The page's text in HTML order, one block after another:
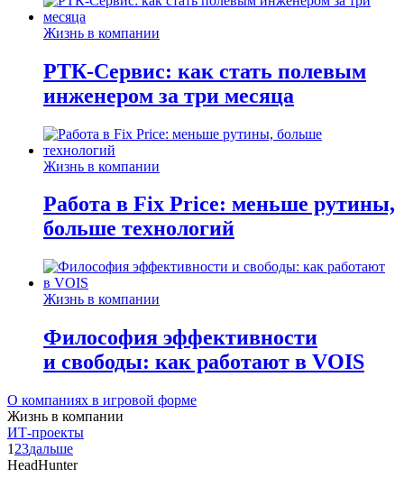
Жизнь в компании
РТК-Сервис: как стать полевым
инженером за три месяца
Жизнь в компании
Работа в Fix Price: меньше рутины,
больше технологий
Жизнь в компании
Философия эффективности
и свободы: как работают в VOIS
О компаниях в игровой форме
Жизнь в компании
ИТ-проекты
1 23дальше
HeadHunter